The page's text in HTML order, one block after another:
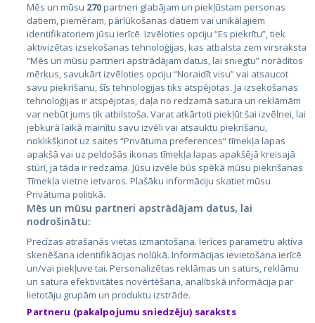
Valstis
Igaunija
Latvija
Lietuva
City24.lv
City24.ee
GetaPro.lv
GetaPro.ee
Skelbiu.lt
Autoplius.lt
CVbankas.lt
Kainos.lt
Paslaugos.lt
auto24.ee
Osta.ee
Mēs un mūsu 270partneri glabājam un piekļūstam personas
datiem, piemēram, pārlūkošanas datiem vai unikālajiem
identifikatoriem jūsu ierīcē. Izvēloties opciju “Es piekrītu”, tiek
aktivizētas izsekošanas tehnoloģijas, kas atbalsta zem virsraksta
“Mēs un mūsu partneri apstrādājam datus, lai sniegtu” norādītos
mērķus, savukārt izvēloties opciju “Noraidīt visu” vai atsaucot
savu piekrišanu, šīs tehnoloģijas tiks atspējotas. Ja izsekošanas
tehnoloģijas ir atspējotas, daļa no redzamā satura un reklāmām
var nebūt jums tik atbilstoša. Varat atkārtoti piekļūt šai izvēlnei, lai
jebkurā laikā mainītu savu izvēli vai atsauktu piekrišanu,
noklikšķinot uz saites “Privātuma preferences” tīmekļa lapas
apakšā vai uz peldošās ikonas tīmekļa lapas apakšējā kreisajā
stūrī, ja tāda ir redzama. Jūsu izvēle būs spēkā mūsu piekrišanas
Tīmekļa vietne ietvaros. Plašāku informāciju skatiet mūsu
Privātuma politikā.
Mēs un mūsu partneri apstrādājam datus, lai
nodrošinātu:
Precīzas atrašanās vietas izmantošana. Ierīces parametru aktīva
skenēšana identifikācijas nolūkā. Informācijas ievietošana ierīcē
un/vai piekļuve tai. Personalizētas reklāmas un saturs, reklāmu
un satura efektivitātes novērtēšana, analītiskā informācija par
lietotāju grupām un produktu izstrāde.
Partneru (pakalpojumu sniedzēju) saraksts